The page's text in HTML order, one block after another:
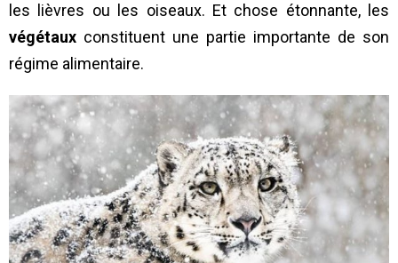
les lièvres ou les oiseaux. Et chose étonnante, les
végétaux constituent une partie importante de son
régime alimentaire.